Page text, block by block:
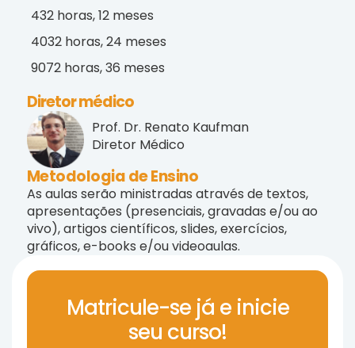
432 horas, 12 meses
4032 horas, 24 meses
9072 horas, 36 meses
Diretor médico
Prof. Dr. Renato Kaufman
Diretor Médico
Metodologia de Ensino
As aulas serão ministradas através de textos,
apresentações (presenciais, gravadas e/ou ao
vivo), artigos científicos, slides, exercícios,
gráficos, e-books e/ou videoaulas.
Matricule-se já e inicie
seu curso!